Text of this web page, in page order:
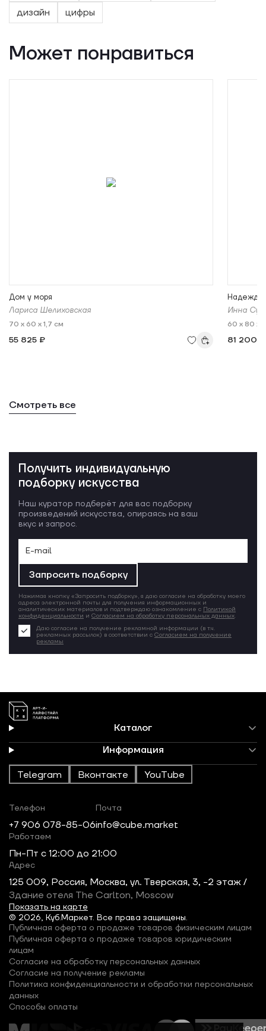
дизайн
цифры
Может понравиться
Дом у моря
Лариса Шелиховская
70 x 60 x 1,7 см
55 825 ₽
Надежды
Инна
60 x 80 x
81 200 ₽
Смотреть все
Получить индивидуальную
подборку искусства
Наш куратор подберёт для вас подборку
произведений искусства, опираясь на ваш
вкус и запрос.
Запросить подборку
Нажимая кнопку «Запросить подборку», я даю согласие на обработку моего
адреса электронной почты для получения информационных и
аналитических материалов и подтверждаю ознакомление с Политикой
конфиденциальности и Согласием на обработку персональных данных.
Даю согласие на получение рекламной информации (в т.ч.
рекламных рассылок) в соответствии с Согласием на получение
рекламы
Каталог
Информация
Telegram Вконтакте YouTube
© 2026, Куб.Маркет. Все права защищены.
Телефон
+7 906 078-85-06
Почта
info@cube.market
Работаем
Пн-Пт c 12:00 до 21:00
Адрес
125 009, Россия, Москва, ул. Тверская, 3, -2 этаж /
Здание отеля The Carlton, Moscow
Показать на карте
Публичная оферта о продаже товаров физическим лицам
Публичная оферта о продаже товаров юридическим
лицам
Согласие на обработку персональных данных
Согласие на получение рекламы
Политика конфиденциальности и обработки персональных
данных
Способы оплаты